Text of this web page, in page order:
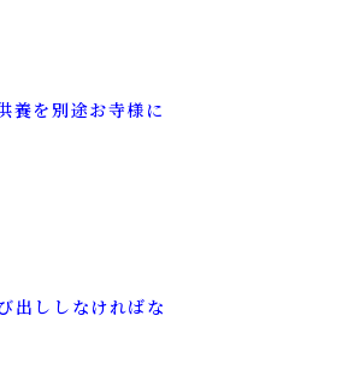
養を別途お寺様に
出ししなければな